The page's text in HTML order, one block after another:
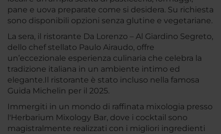
pane e uova preparate come si desidera. Su richiesta
sono disponibili opzioni senza glutine e vegetariane.
La sera, il ristorante Da Lorenzo – Al Giardino Segreto,
dello chef stellato Paulo Airaudo, offre
un’eccezionale esperienza culinaria che celebra la
tradizione italiana in un ambiente intimo ed
elegante.Il ristorante è stato incluso nella famosa
Guida Michelin per il 2025.
Immergiti in un mondo di raffinata mixologia presso
l'Herbarium Mixology Bar, dove i cocktail sono
magistralmente realizzati con i migliori ingredienti